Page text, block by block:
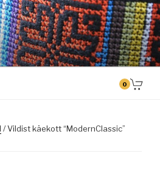
logo riietele tikkimine, kodukoha pusad,
0
/ Vildist käekott “ModernClassic”